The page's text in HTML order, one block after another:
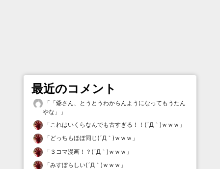
最近のコメント
「 「爺さん、とうとうわからんようになってもうたん
やな」
」
「これはいくらなんでも古すぎる！！(´Д｀)ｗｗｗ 」
「 どっちもほぼ同じ(´Д｀)ｗｗｗ 」
「 ３コマ漫画！？(´Д｀)ｗｗｗ 」
「みすぼらしい(´Д｀)ｗｗｗ 」